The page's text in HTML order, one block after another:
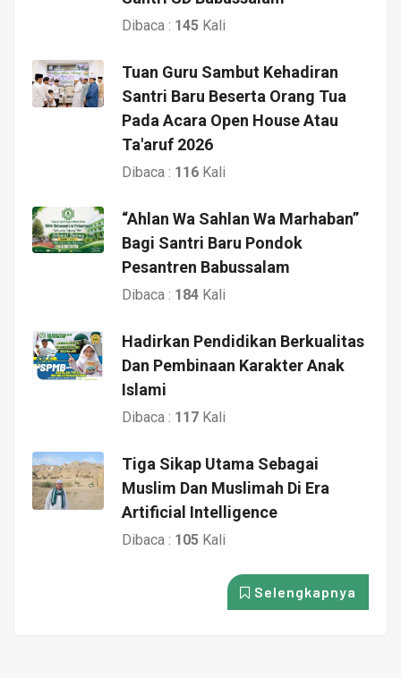
Dibaca : 145 Kali
Tuan Guru Sambut Kehadiran
Santri Baru Beserta Orang Tua
Pada Acara Open House Atau
Ta'aruf 2026
Dibaca : 116 Kali
“Ahlan Wa Sahlan Wa Marhaban”
Bagi Santri Baru Pondok
Pesantren Babussalam
Dibaca : 184 Kali
Hadirkan Pendidikan Berkualitas
Dan Pembinaan Karakter Anak
Islami
Dibaca : 117 Kali
Tiga Sikap Utama Sebagai
Muslim Dan Muslimah Di Era
Artificial Intelligence
Dibaca : 105 Kali
Selengkapnya